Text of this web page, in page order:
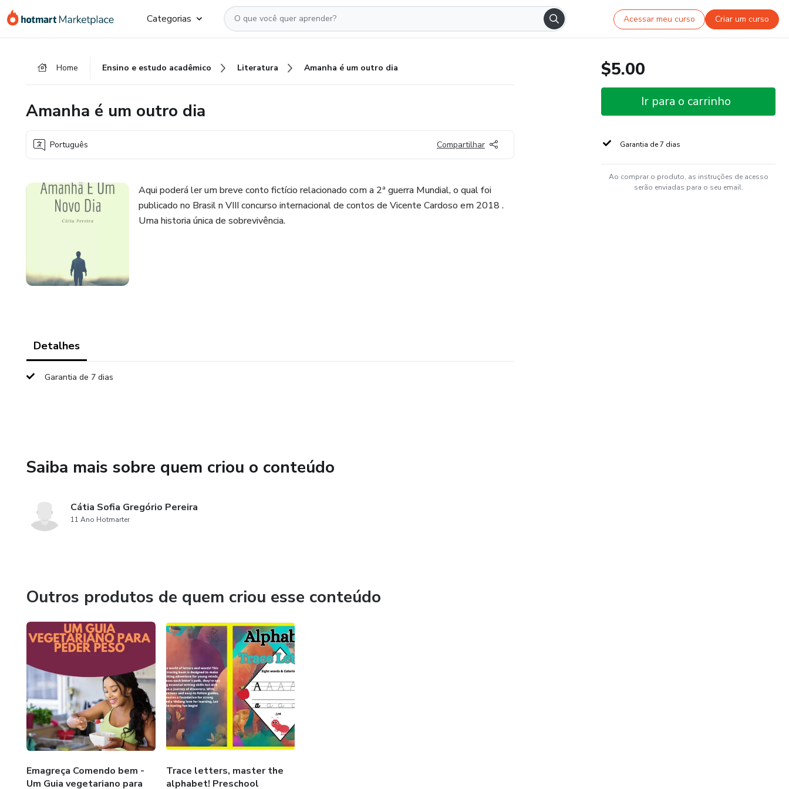
para
para
para
Categorias Acessar meu curso Criar um curso
Home Ensino e estudo acadêmico Literatura Amanha é um outro dia
Amanha é um outro dia
Português Compartilhar
Aqui poderá ler um breve conto fictício relacionado com a 2ª guerra Mundial, o qual foi
publicado no Brasil n VIII concurso internacional de contos de Vicente Cardoso em 2018 .
Uma historia única de sobrevivência.
Detalhes
Garantia de 7 dias
Saiba mais sobre quem criou o conteúdo
Cátia Sofia Gregório Pereira
11 Ano Hotmarter
Outros produtos de quem criou esse conteúdo
Emagreça Comendo bem -
Um Guia vegetariano para
Trace letters, master the
alphabet! Preschool
$5.00
Ir para o carrinho
Garantia de 7 dias
Ao comprar o produto, as instruções de acesso
serão enviadas para o seu email.